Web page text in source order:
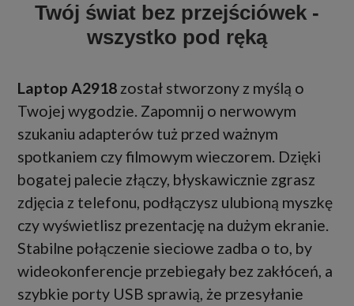
Twój świat bez przejściówek -
wszystko pod ręką
Laptop A2918 został stworzony z myślą o
Twojej wygodzie. Zapomnij o nerwowym
szukaniu adapterów tuż przed ważnym
spotkaniem czy filmowym wieczorem. Dzięki
bogatej palecie złączy, błyskawicznie zgrasz
zdjęcia z telefonu, podłączysz ulubioną myszkę
czy wyświetlisz prezentację na dużym ekranie.
Stabilne połączenie sieciowe zadba o to, by
wideokonferencje przebiegały bez zakłóceń, a
szybkie porty USB sprawią, że przesyłanie